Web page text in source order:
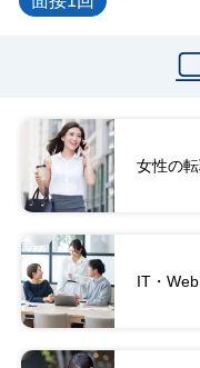
女性の
IT・